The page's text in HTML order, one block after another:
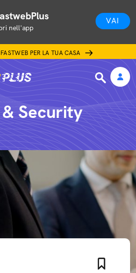
nell'app
VAI
PER LA TUA CASA
Security